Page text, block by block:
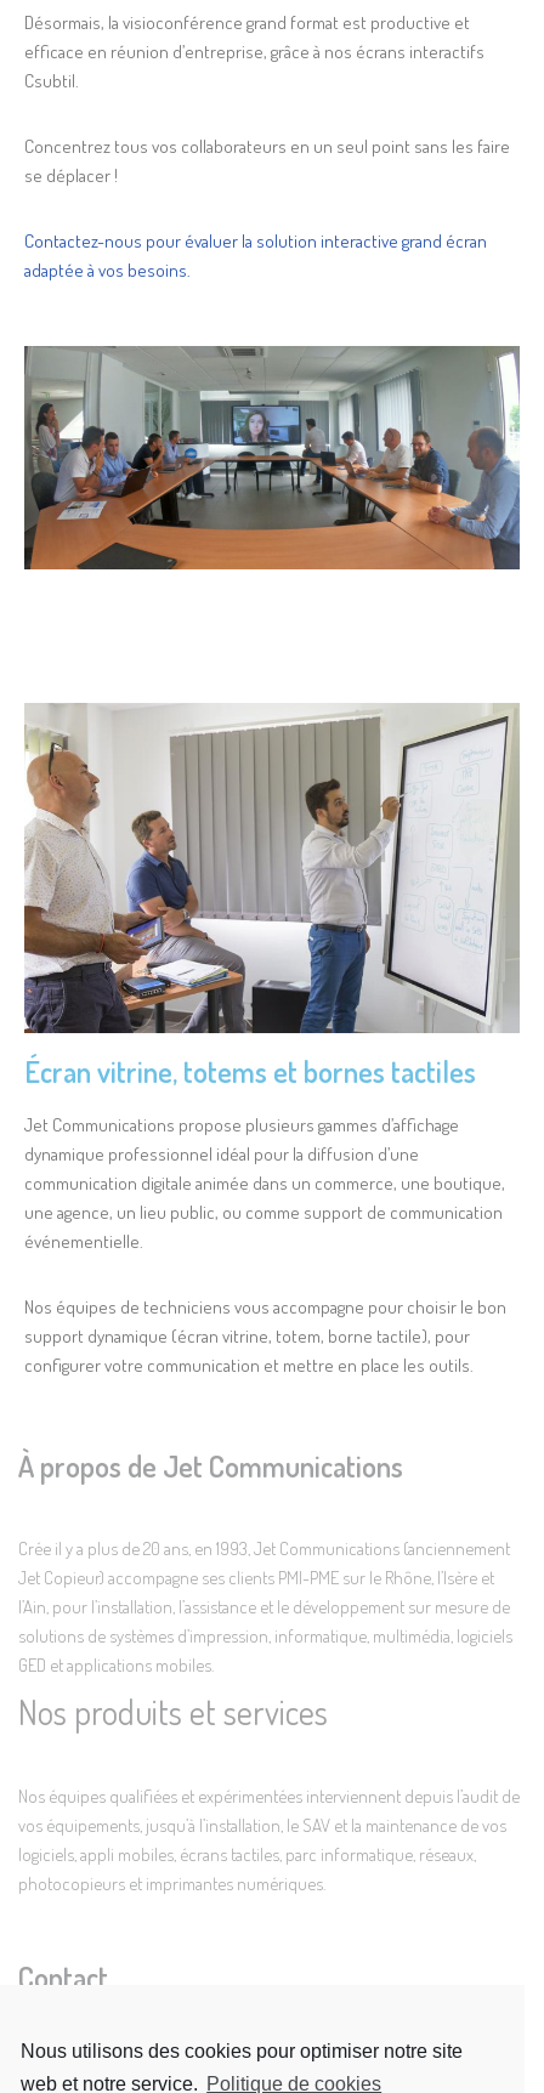
Désormais, la visioconférence grand format est productive et
efficace en réunion d’entreprise, grâce à nos écrans interactifs
Csubtil.
Concentrez tous vos collaborateurs en un seul point sans les faire
se déplacer !
Contactez-nous pour évaluer la solution interactive grand écran
adaptée à vos besoins.
Écran vitrine, totems et bornes tactiles
Jet Communications propose plusieurs gammes d’affichage
dynamique professionnel idéal pour la diffusion d’une
communication digitale animée dans un commerce, une boutique,
une agence, un lieu public, ou comme support de communication
événementielle.
Nos équipes de techniciens vous accompagne pour choisir le bon
support dynamique (écran vitrine, totem, borne tactile), pour
configurer votre communication et mettre en place les outils.
À propos de Jet Communications
Crée il y a plus de 20 ans, en 1993, Jet Communications (anciennement
Jet Copieur) accompagne ses clients PMI-PME sur le Rhône, l’Isère et
l’Ain, pour l’installation, l’assistance et le développement sur mesure de
solutions de systèmes d’impression, informatique, multimédia, logiciels
GED et applications mobiles.
Nos produits et services
Nos équipes qualifiées et expérimentées interviennent depuis l’audit de
vos équipements, jusqu’à l’installation, le SAV et la maintenance de vos
logiciels, appli mobiles, écrans tactiles, parc informatique, réseaux,
photocopieurs et imprimantes numériques.
Contact
JET COMMUNICATIONS
Nous utilisons des cookies pour optimiser notre site
web et notre service. Politique de cookies